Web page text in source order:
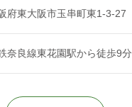
府東大阪市玉串町東1-3-27
奈良線東花園駅から徒歩9分